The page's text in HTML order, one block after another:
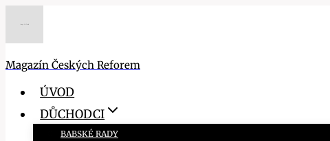
Magazín Českých Reforem
ÚVOD
DŮCHODCI
BABSKÉ RADY